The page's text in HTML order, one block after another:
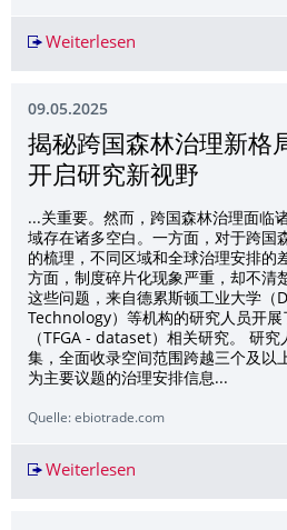
Weiterlesen
09.05.2025
揭秘跨国森林治理新格
开启研究新视野
...关重要。然而，跨国森林治理面临
域存在诸多空白。一方面，对于跨国
的梳理，不同区域和全球治理安排的
方面，制度碎片化现象严重，却不清
这些问题，来自德累斯顿工业大学
Technology）等机构的研究人员开
（TFGA - dataset）相关研究。 研究
集，全面收录空间范围跨越三个及以
为主要议题的治理安排信息...
Quelle: ebiotrade.com
Weiterlesen